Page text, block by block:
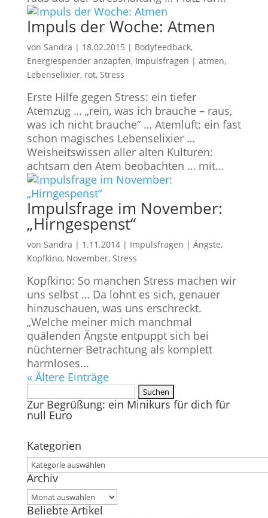
Impuls der Woche: Atmen
von Sandra | 18.02.2015 | Bodyfeedback,
Energiespender anzapfen, Impulsfragen | atmen,
Lebenselixier, rot, Stress
Erste Hilfe gegen Stress: ein tiefer
Atemzug … „rein, was ich brauche – raus,
was ich nicht brauche“ … Atemluft: ein fast
schon magisches Lebenselixier …
Weisheitswissen aller alten Kulturen:
achtsam den Atem beobachten … mit...
Impulsfrage im November:
„Hirngespenst“
von Sandra | 1.11.2014| Impulsfragen | Ängste,
Kopfkino, November, Stress
Kopfkino: So manchen Stress machen wir
uns selbst … Da lohnt es sich, genauer
hinzuschauen, was uns erschreckt.
„Welche meiner mich manchmal
quälenden Ängste entpuppt sich bei
nüchterner Betrachtung als komplett
harmloses...
« Ältere Einträge
nach:
Zur Begrüßung: ein Minikurs für dich für
null Euro
Kategorien
Kategorien
Archiv
Archiv
Beliebte Artikel